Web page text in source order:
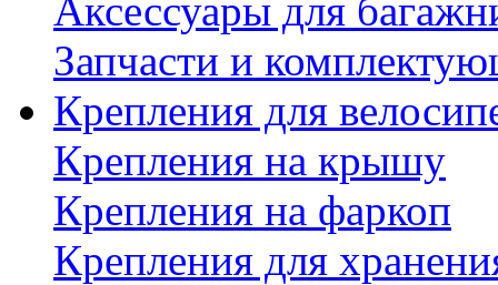
Аксессуары для
Запчасти и
Крепления для
Крепления на крышу
Крепления на фаркоп
Крепления для